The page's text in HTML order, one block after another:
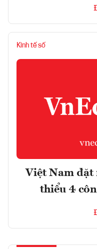
Kinh tế số
Việt Nam đặt
thiểu 4